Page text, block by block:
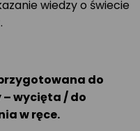
wiedzy o świecie
do
– wycięta / do
w ręce.